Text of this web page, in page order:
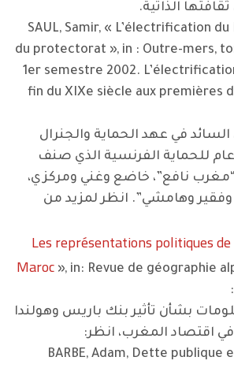
الذاتية.
SAUL, Samir, « L’électrification
du protectorat », in : Outre-mers,
1er semestre 2002.
fin du XIXe siècle aux premières
السائد في عهد الحماية والجنرال
للحماية الفرنسية الذي صنف
نافع”، خاضع وغني ومركزي،
وهامشي”. انظر لمزيد من
Les représentations politiques
Maroc », in: Revue de géographie
بشأن تأثير بنك باريس وهولندا
اقتصاد المغرب، انظر:
BARBE, Adam, Dette publique